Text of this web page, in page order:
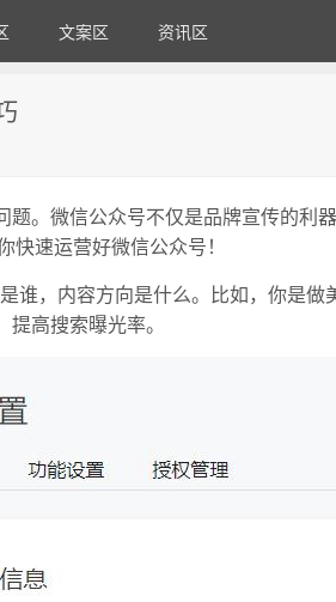
文案区 资讯区
题。微信公众号不仅是品牌宣传的利
速运营好微信公众号！
谁，内容方向是什么。比如，你是
高搜索曝光率。